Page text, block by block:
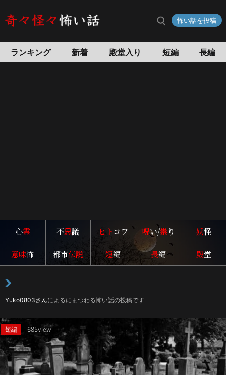
怖い話を投稿
ランキング 新着 殿堂入り 短編 長編
心霊 不思議 ヒトコワ 呪い/祟り 妖怪
意味怖 都市伝説 短編 長編 殿堂
Yuko0803さんによるにまつわる怖い話の投稿です
短編 685view